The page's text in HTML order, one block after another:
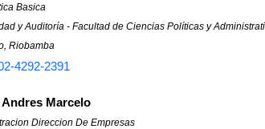
Basica
y Auditoría - Facultad de Ciencias Políticas y
Riobamba
4292-2391
Marcelo
Direccion De Empresas